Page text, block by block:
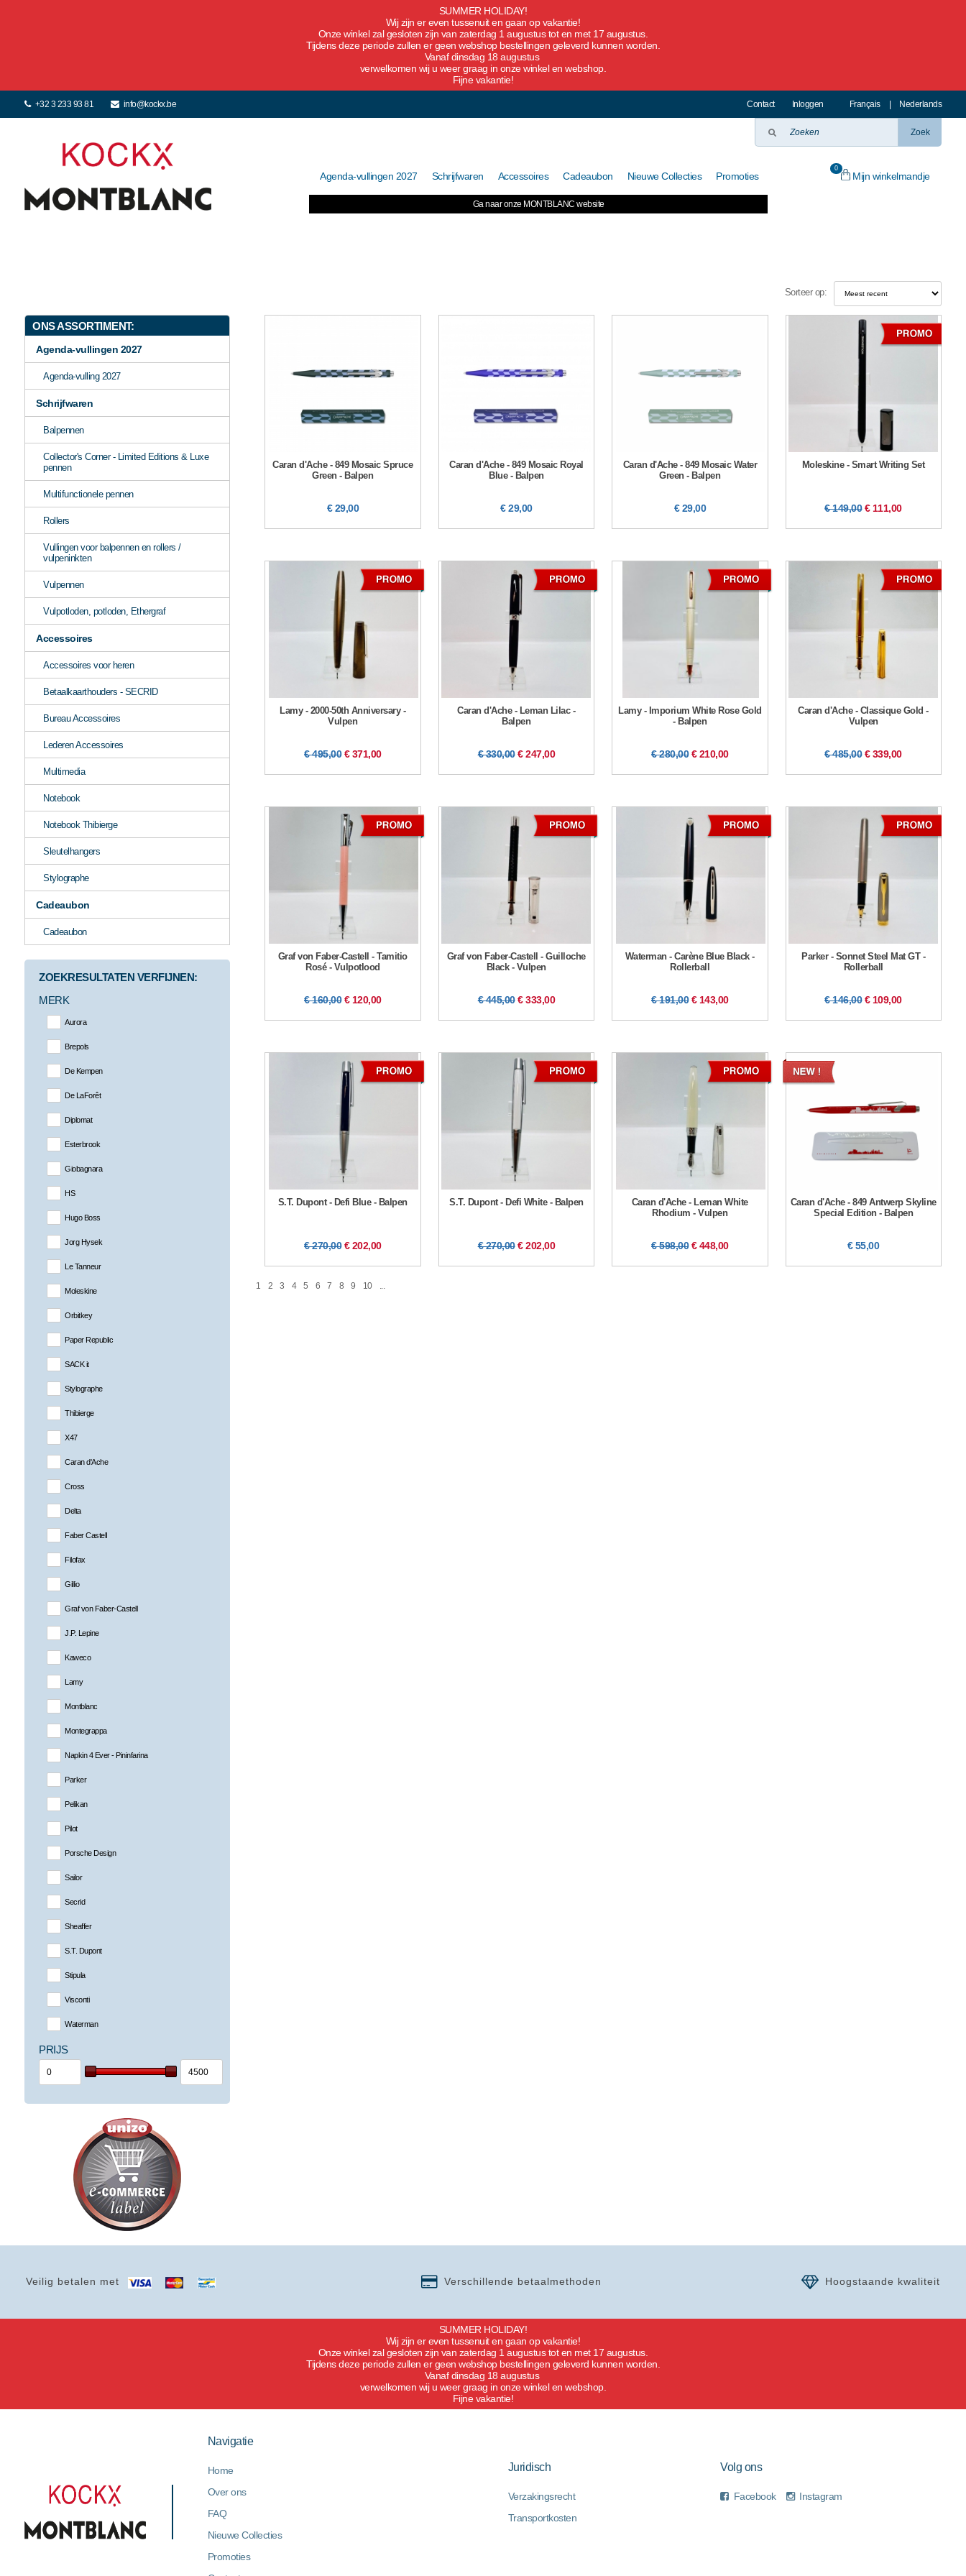
SUMMER HOLIDAY!
Wij zijn er even tussenuit en gaan op vakantie!
Onze winkel zal gesloten zijn van zaterdag 1 augustus tot en met 17 augustus.
Tijdens deze periode zullen er geen webshop bestellingen geleverd kunnen worden.
Vanaf dinsdag 18 augustus
verwelkomen wij u weer graag in onze winkel en webshop.
Fijne vakantie!
+32 3 233 93 81 info@kockx.be Contact Inloggen Français Nederlands
Zoek
Agenda-vullingen 2027 Schrijfwaren Accessoires Cadeaubon Nieuwe Collecties Promoties
Ga naar onze MONTBLANC website
0
Mijn winkelmandje
Sorteer op:
ONS ASSORTIMENT:
Agenda-vullingen 2027
Agenda-vulling 2027
Schrijfwaren
Balpennen
Collector's Corner - Limited Editions & Luxe
pennen
Multifunctionele pennen
Rollers
Vullingen voor balpennen en rollers /
vulpeninkten
Vulpennen
Vulpotloden, potloden, Ethergraf
Accessoires
Accessoires voor heren
Betaalkaarthouders - SECRID
Bureau Accessoires
Lederen Accessoires
Multimedia
Notebook
Notebook Thibierge
Sleutelhangers
Stylographe
Cadeaubon
Cadeaubon
ZOEKRESULTATEN VERFIJNEN:
MERK
Aurora
Brepols
De Kempen
De LaForêt
Diplomat
Esterbrook
Giobagnara
HS
Hugo Boss
Jorg Hysek
Le Tanneur
Moleskine
Orbitkey
Paper Republic
SACK it
Stylographe
Thibierge
X47
Caran d'Ache
Cross
Delta
Faber Castell
Filofax
Gillio
Graf von Faber-Castell
J.P. Lepine
Kaweco
Lamy
Montblanc
Montegrappa
Napkin 4 Ever - Pininfarina
Parker
Pelikan
Pilot
Porsche Design
Sailor
Secrid
Sheaffer
S.T. Dupont
Stipula
Visconti
Waterman
PRIJS
Caran d'Ache - 849 Mosaic Spruce
Green - Balpen
€ 29,00
Caran d'Ache - 849 Mosaic Royal
Blue - Balpen
€ 29,00
Caran d'Ache - 849 Mosaic Water
Green - Balpen
€ 29,00
Moleskine - Smart Writing Set
€ 149,00 € 111,00
Lamy - 2000-50th Anniversary -
Vulpen
€ 495,00 € 371,00
Caran d'Ache - Leman Lilac -
Balpen
€ 330,00 € 247,00
Lamy - Imporium White Rose Gold
- Balpen
€ 280,00 € 210,00
Caran d'Ache - Classique Gold -
Vulpen
€ 485,00 € 339,00
Graf von Faber-Castell - Tamitio
Rosé - Vulpotlood
€ 160,00 € 120,00
Graf von Faber-Castell - Guilloche
Black - Vulpen
€ 445,00 € 333,00
Waterman - Carène Blue Black -
Rollerball
€ 191,00 € 143,00
Parker - Sonnet Steel Mat GT -
Rollerball
€ 146,00 € 109,00
S.T. Dupont - Defi Blue - Balpen
€ 270,00 € 202,00
S.T. Dupont - Defi White - Balpen
€ 270,00 € 202,00
Caran d'Ache - Leman White
Rhodium - Vulpen
€ 598,00 € 448,00
Caran d'Ache - 849 Antwerp Skyline
Special Edition - Balpen
€ 55,00
1 2 3 4 5 6 7 8 9 10 ...
Veilig betalen met Verschillende betaalmethoden Hoogstaande kwaliteit
SUMMER HOLIDAY!
Wij zijn er even tussenuit en gaan op vakantie!
Onze winkel zal gesloten zijn van zaterdag 1 augustus tot en met 17 augustus.
Tijdens deze periode zullen er geen webshop bestellingen geleverd kunnen worden.
Vanaf dinsdag 18 augustus
verwelkomen wij u weer graag in onze winkel en webshop.
Fijne vakantie!
Navigatie
Home
Over ons
FAQ
Nieuwe Collecties
Promoties
Juridisch
Verzakingsrecht
Transportkosten
Volg ons
Facebook Instagram